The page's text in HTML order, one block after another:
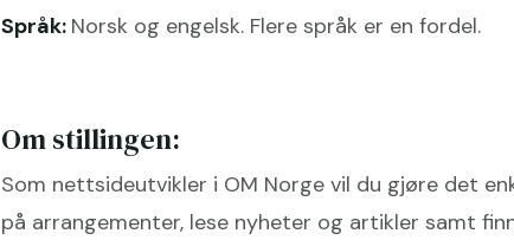
Språk: Norsk og engelsk. Flere språk er en fordel.
Om stillingen:
Som nettsideutvikler i OM Norge vil du gjøre det
på arrangementer, lese nyheter og artikler samt